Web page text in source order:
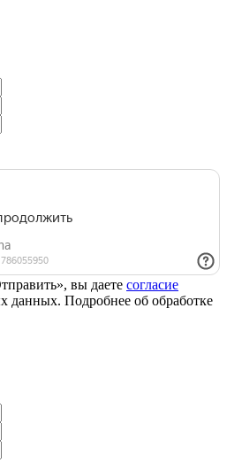
вы даете согласие
данных. Подробнее об обработке